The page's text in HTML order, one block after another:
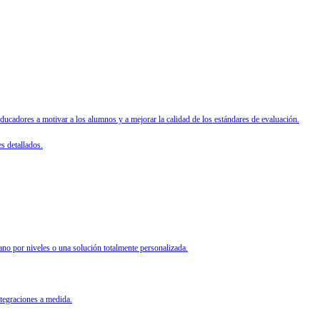
a motivar a los alumnos y a mejorar la calidad de los estándares de evaluación.
detallados.
por niveles o una solución totalmente personalizada.
a medida.